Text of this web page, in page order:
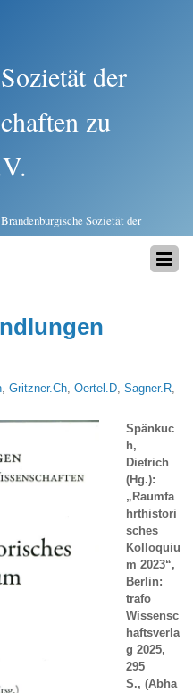
der
zu
Sozietät der
,Gritzner.Ch,Oertel.D,Sagner.R,
Spänkuc
h,
Dietrich
(Hg.):
„Raumfa
hrthistori
sches
Kolloquiu
m 2023“,
Berlin:
trafo
Wissensc
haftsverla
g 2025,
295
S.,(Abha